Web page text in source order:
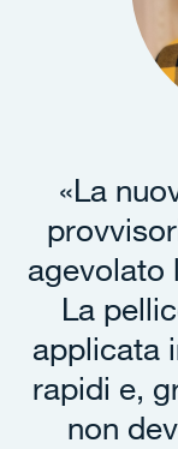
«La
agevolato
La
applicata
rapidi e,
non